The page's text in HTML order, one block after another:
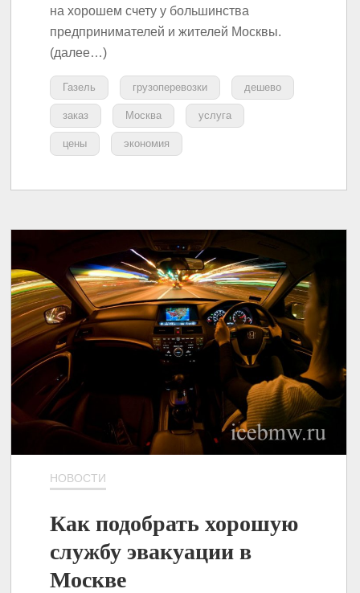
на хорошем счету у большинства
предпринимателей и жителей Москвы.
(далее…)
Газель грузоперевозки дешево
заказ Москва услуга
цены экономия
НОВОСТИ
Как подобрать хорошую
службу эвакуации в
Москве